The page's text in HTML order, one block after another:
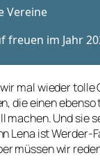
mal wieder tolle
die einen
machen. Und sie
Lena ist Werder-
müssen wir